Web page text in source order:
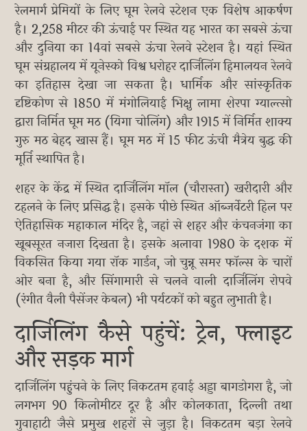
रेलमार्ग प्रेमियों के लिए घूम रेलवे स्टेशन एक विशेष आकर्षण
है। 2,258 मीटर की ऊंचाई पर स्थित यह भारत का सबसे ऊंचा
और दुनिया का 14वां सबसे ऊंचा रेलवे स्टेशन है। यहां स्थित
घूम संग्रहालय में यूनेस्को विश्व धरोहर दार्जिलिंग हिमालयन रेलवे
का इतिहास देखा जा सकता है। धार्मिक और सांस्कृतिक
दृष्टिकोण से 1850 में मंगोलियाई भिक्षु लामा शेरपा ग्याल्त्सो
द्वारा निर्मित घूम मठ (यिगा चोलिंग) और 1915 में निर्मित शाक्य
गुरु मठ बेहद खास हैं। घूम मठ में 15 फीट ऊंची मैत्रेय बुद्ध की
मूर्ति स्थापित है।
शहर के केंद्र में स्थित दार्जिलिंग मॉल (चौरास्ता) खरीदारी और
टहलने के लिए प्रसिद्ध है। इसके पीछे स्थित ऑब्जर्वेटरी हिल पर
ऐतिहासिक महाकाल मंदिर है, जहां से शहर और कंचनजंगा का
खूबसूरत नजारा दिखता है। इसके अलावा 1980 के दशक में
विकसित किया गया रॉक गार्डन, जो चुन्नू समर फॉल्स के चारों
ओर बना है, और सिंगामारी से चलने वाली दार्जिलिंग रोपवे
(रंगीत वैली पैसेंजर केबल) भी पर्यटकों को बहुत लुभाती है।
दार्जिलिंग कैसे पहुंचें: ट्रेन, फ्लाइट
और सड़क मार्ग
दार्जिलिंग पहुंचने के लिए निकटतम हवाई अड्डा बागडोगरा है, जो
लगभग 90 किलोमीटर दूर है और कोलकाता, दिल्ली तथा
गुवाहाटी जैसे प्रमुख शहरों से जुड़ा है। निकटतम बड़ा रेलवे